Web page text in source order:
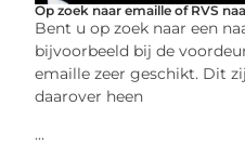
Op zoek naar emaille of RVS
Bent u op zoek naar een
bijvoorbeeld bij de
emaille zeer geschikt. Dit
daarover heen
...